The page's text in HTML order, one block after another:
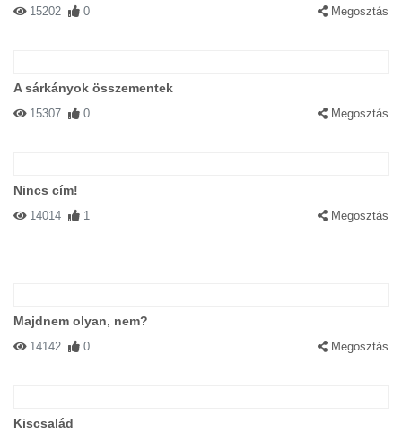
15202 0 Megosztás
A sárkányok összementek
15307 0 Megosztás
Nincs cím!
14014 1 Megosztás
Majdnem olyan, nem?
14142 0 Megosztás
Kiscsalád